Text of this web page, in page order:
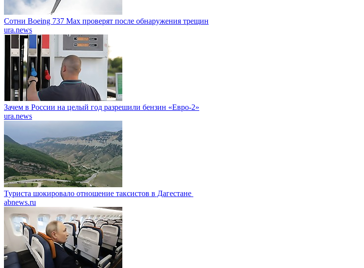
Сотни Boeing 737 Max проверят после обнаружения трещин
ura.news
Зачем в России на целый год разрешили бензин «Евро-2»
ura.news
Туриста шокировало отношение таксистов в Дагестане
abnews.ru